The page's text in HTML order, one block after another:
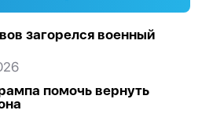
загорелся военный
помочь вернуть